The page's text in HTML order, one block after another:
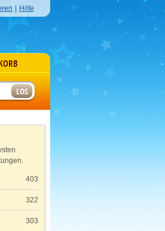
Hilfe
403
322
303